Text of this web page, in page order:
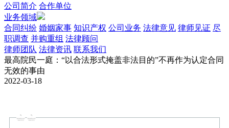
公司简介 合作单位
业务领域
合同纠纷 婚姻家事 知识产权 公司业务 法律意见 律师见证 尽
职调查 并购重组 法律顾问
律师团队 法律资讯 联系我们
最高院民一庭：“以合法形式掩盖非法目的”不再作为认定合同
无效的事由
2022-03-18